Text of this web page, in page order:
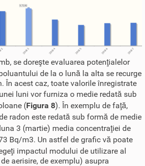
se doreşte evaluarea potenţialelor
de la o lună la alta se recurge
În acest caz, toate valorile înregistrate
luni vor furniza o medie redată sub
(Figura 8). În exemplu de faţă,
radon este redată sub formă de medie
3 (martie) media concentraţiei de
Bq/m3. Un astfel de grafic vă poate
impactul modului de utilizare al
aerisire, de exemplu) asupra